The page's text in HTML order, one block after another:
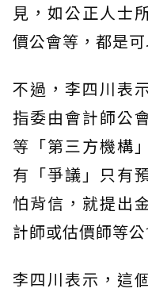
見，如公正人士
價公會等，都是
不過，李四川表
指委由會計師公
等「第三方機構
有「爭議」只有
怕背信，就提出
計師或估價師等公
李四川表示，這